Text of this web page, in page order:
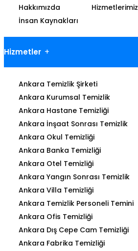
Hakkımızda
Hizmetlerimiz
İnsan Kaynakları
Hizmetler
Ankara Temizlik Şirketi
Ankara Kurumsal Temizlik
Ankara Hastane Temizliği
Ankara İnşaat Sonrası Temizlik
Ankara Okul Temizliği
Ankara Banka Temizliği
Ankara Otel Temizliği
Ankara Yangın Sonrası Temizlik
Ankara Villa Temizliği
Ankara Temizlik Personeli Temini
Ankara Ofis Temizliği
Ankara Dış Cepe Cam Temizliği
Ankara Fabrika Temizliği